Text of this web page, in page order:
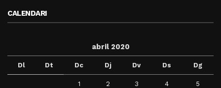
CALENDARI
abril 2020
Dl Dt Dc Dj Dv Ds Dg
1 2 3 4 5